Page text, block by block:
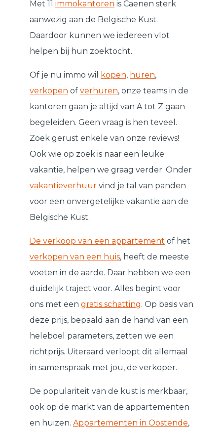
Met 11 immokantoren is Caenen sterk
aanwezig aan de Belgische Kust.
Daardoor kunnen we iedereen vlot
helpen bij hun zoektocht.
Of je nu immo wil kopen, huren,
verkopen of verhuren, onze teams in de
kantoren gaan je altijd van A tot Z gaan
begeleiden. Geen vraag is hen teveel.
Zoek gerust enkele van onze reviews!
Ook wie op zoek is naar een leuke
vakantie, helpen we graag verder. Onder
vakantieverhuur vind je tal van panden
voor een onvergetelijke vakantie aan de
Belgische Kust.
De verkoop van een appartement of het
verkopen van een huis, heeft de meeste
voeten in de aarde. Daar hebben we een
duidelijk traject voor. Alles begint voor
ons met een gratis schatting. Op basis van
deze prijs, bepaald aan de hand van een
heleboel parameters, zetten we een
richtprijs. Uiteraard verloopt dit allemaal
in samenspraak met jou, de verkoper.
De populariteit van de kust is merkbaar,
ook op de markt van de appartementen
en huizen. Appartementen in Oostende,